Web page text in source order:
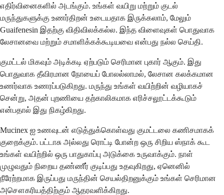
எதிர்வினைகளில் அடங்கும். உங்கள் வயிறு மற்றும் குடல்
மருந்துகளுக்கு உணர்திறன் உடையதாக இருக்கலாம், மேலும்
Guaifenesin இதற்கு விதிவிலக்கல்ல. இந்த விளைவுகள் பொதுவாக
லேசானவை மற்றும் சமாளிக்கக்கூடியவை என்பது நல்ல செய்தி.
குமட்டல் மிகவும் அடிக்கடி ஏற்படும் செரிமான புகார் ஆகும். இது
பொதுவாக தீவிரமான நோயைப் போலல்லாமல், லேசான கலக்கமான
உணர்வாக உணரப்படுகிறது. மருந்து உங்கள் வயிற்றின் வழியாகச்
சென்று, அதன் புறணியை தற்காலிகமாக எரிச்சலூட்டக்கூடும்
என்பதால் இது நிகழ்கிறது.
Mucinex ஐ உணவுடன் எடுத்துக்கொள்வது குமட்டலை கணிசமாகக்
குறைக்கும். பட்டாசு அல்லது ரொட்டி போன்ற ஒரு சிறிய ஸ்நாக் கூட
உங்கள் வயிற்றில் ஒரு பாதுகாப்பு அடுக்கை உருவாக்கும். நாள்
முழுவதும் நிறைய தண்ணீர் குடிப்பது உதவுகிறது, ஏனெனில்
நீரேற்றமாக இருப்பது மருந்தின் செயல்திறனுக்கும் உங்கள் செரிமான
அசௌகரியத்திற்கும் ஆதரவளிக்கிறது.